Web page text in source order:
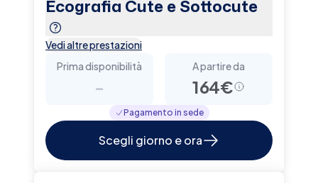
Ecografia Cute e Sottocute
Vedi altre prestazioni
Prima disponibilità
-
A partire da
164€
Pagamento in sede
Scegli giorno e ora